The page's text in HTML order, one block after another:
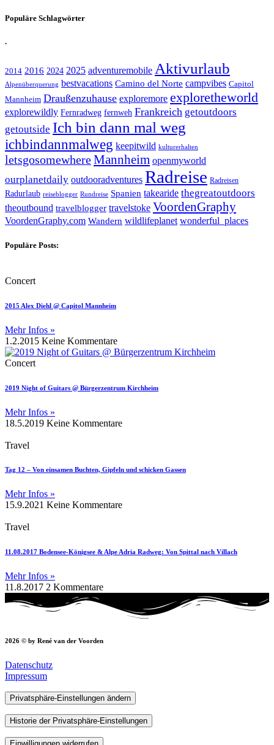
Populäre Schlagwörter
.
2014 2016 2024 2025 adventuremobile Aktivurlaub
Alpenüberquerung bestvacations Camino del Norte campvibes Capitol
Mannheim Draußenzuhause exploremore exploretheworld
explorewildly Fernradweg fernweh Frankreich getoutdoors
getoutside Ich bin dann mal weg
ichbindannmalweg keepitwild kulturerhalten
letsgosomewhereMannheim openmyworld
ourplanetdaily outdooradventures Radreise Radreisen
Radurlaub reiseblogger Rundreise Spanien takearide thegreatoutdoors
theoutbound travelblogger travelstoke VoordenGraphy
VoordenGraphy.com Wandern wildlifeplanet wonderful_places
Populäre Posts:
Concert
2015 Alex Diehl @ Capitol Mannheim
Mehr Infos »
1.2.2015 Keine Kommentare
Concert
2019 Night of Guitars @ Bürgerzentrum Kirchheim
Mehr Infos »
18.5.2019 Keine Kommentare
Travel
Tag 12 – Von einsamen Buchten, Gipfeln und schicken Gassen
Mehr Infos »
15.9.2021 Keine Kommentare
Travel
11.08.2017 Bodensee-Königsee & Alpe Adria Radweg: Von Spittal nach Villach
Mehr Infos »
11.8.2017 2 Kommentare
2026 © by René van der Voorden
Datenschutz
Impressum
Privatsphäre-Einstellungen ändern
Historie der Privatsphäre-Einstellungen